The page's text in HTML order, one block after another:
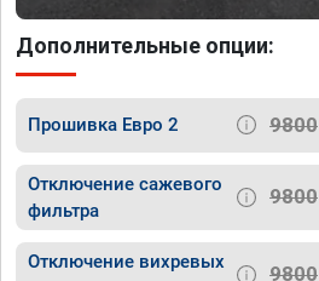
Дополнительные опции:
Прошивка Евро 2 9800
Отключение сажевого
фильтра
9800
Отключение вихревых
9800